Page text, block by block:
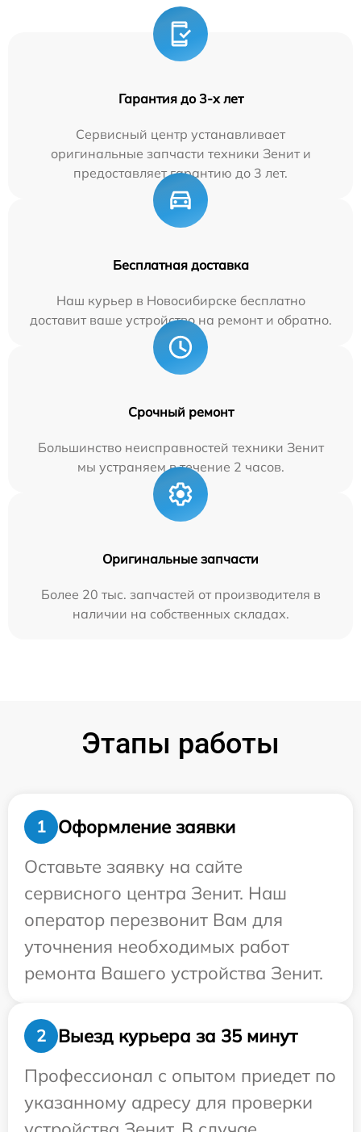
Гарантия до 3-х лет
Сервисный центр устанавливает
оригинальные запчасти техники Зенит и
предоставляет гарантию до 3 лет.
Бесплатная доставка
Наш курьер в Новосибирске бесплатно
доставит ваше устройство на ремонт и обратно.
Срочный ремонт
Большинство неисправностей техники Зенит
мы устраняем в течение 2 часов.
Оригинальные запчасти
Более 20 тыс. запчастей от производителя в
наличии на собственных складах.
Этапы работы
1
Оформление заявки
Оставьте заявку на сайте
сервисного центра Зенит. Наш
оператор перезвонит Вам для
уточнения необходимых работ
ремонта Вашего устройства Зенит.
2
Выезд курьера за 35 минут
Профессионал с опытом приедет по
указанному адресу для проверки